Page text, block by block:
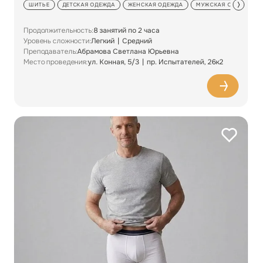
ШИТЬЕ ДЕТСКАЯ ОДЕЖДА ЖЕНСКАЯ ОДЕЖДА МУЖСКАЯ ОДЕЖДА
Продолжительность:8 занятий по 2 часа
Уровень сложности:Легкий
Средний
Преподаватель:Абрамова Светлана Юрьевна
Место проведения:ул. Конная, 5/3 пр. Испытателей, 26к2